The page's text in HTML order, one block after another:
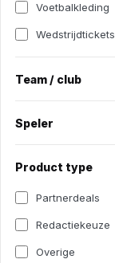
Voetbalkleding
Wedstrijdtickets
Team / club
Speler
Product type
Partnerdeals
Redactiekeuze
Overige